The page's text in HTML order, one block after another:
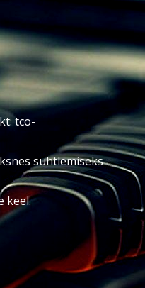
tco-
suhtlemiseks
keel.